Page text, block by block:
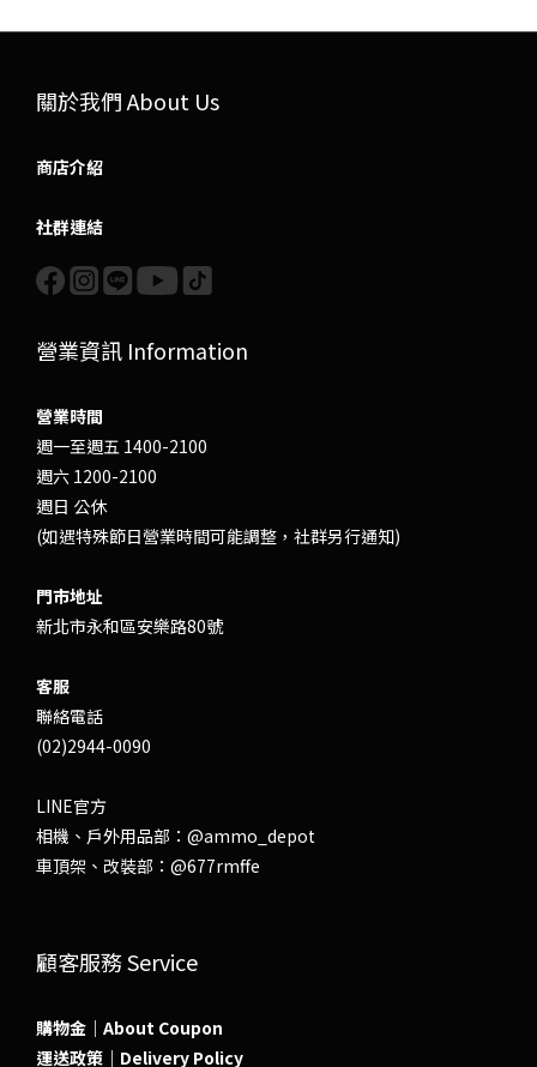
關於我們 About Us
商店介紹
社群連結
營業資訊 Information
營業時間
週一至週五 1400-2100
週六 1200-2100
週日 公休
(如遇特殊節日營業時間可能調整，社群另行通知)
門市地址
新北市永和區安樂路80號
客服
聯絡電話
(02)2944-0090
LINE官方
相機、戶外用品部： @ammo_depot
車頂架、改裝部： @677rmffe
顧客服務 Service
購物金｜About Coupon
運送政策｜Delivery Policy